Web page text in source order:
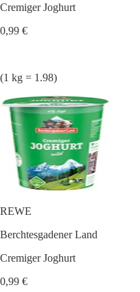
Cremiger Joghurt
0,99 €
(1 kg = 1.98)
REWE
Berchtesgadener Land
Cremiger Joghurt
0,99 €